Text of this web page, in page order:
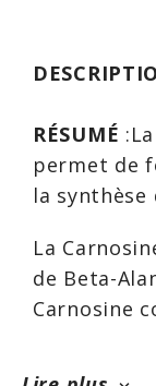
RÉSUMÉ
permet de
la synthèse
La
de Beta-
Carnosine
lorsqu’une